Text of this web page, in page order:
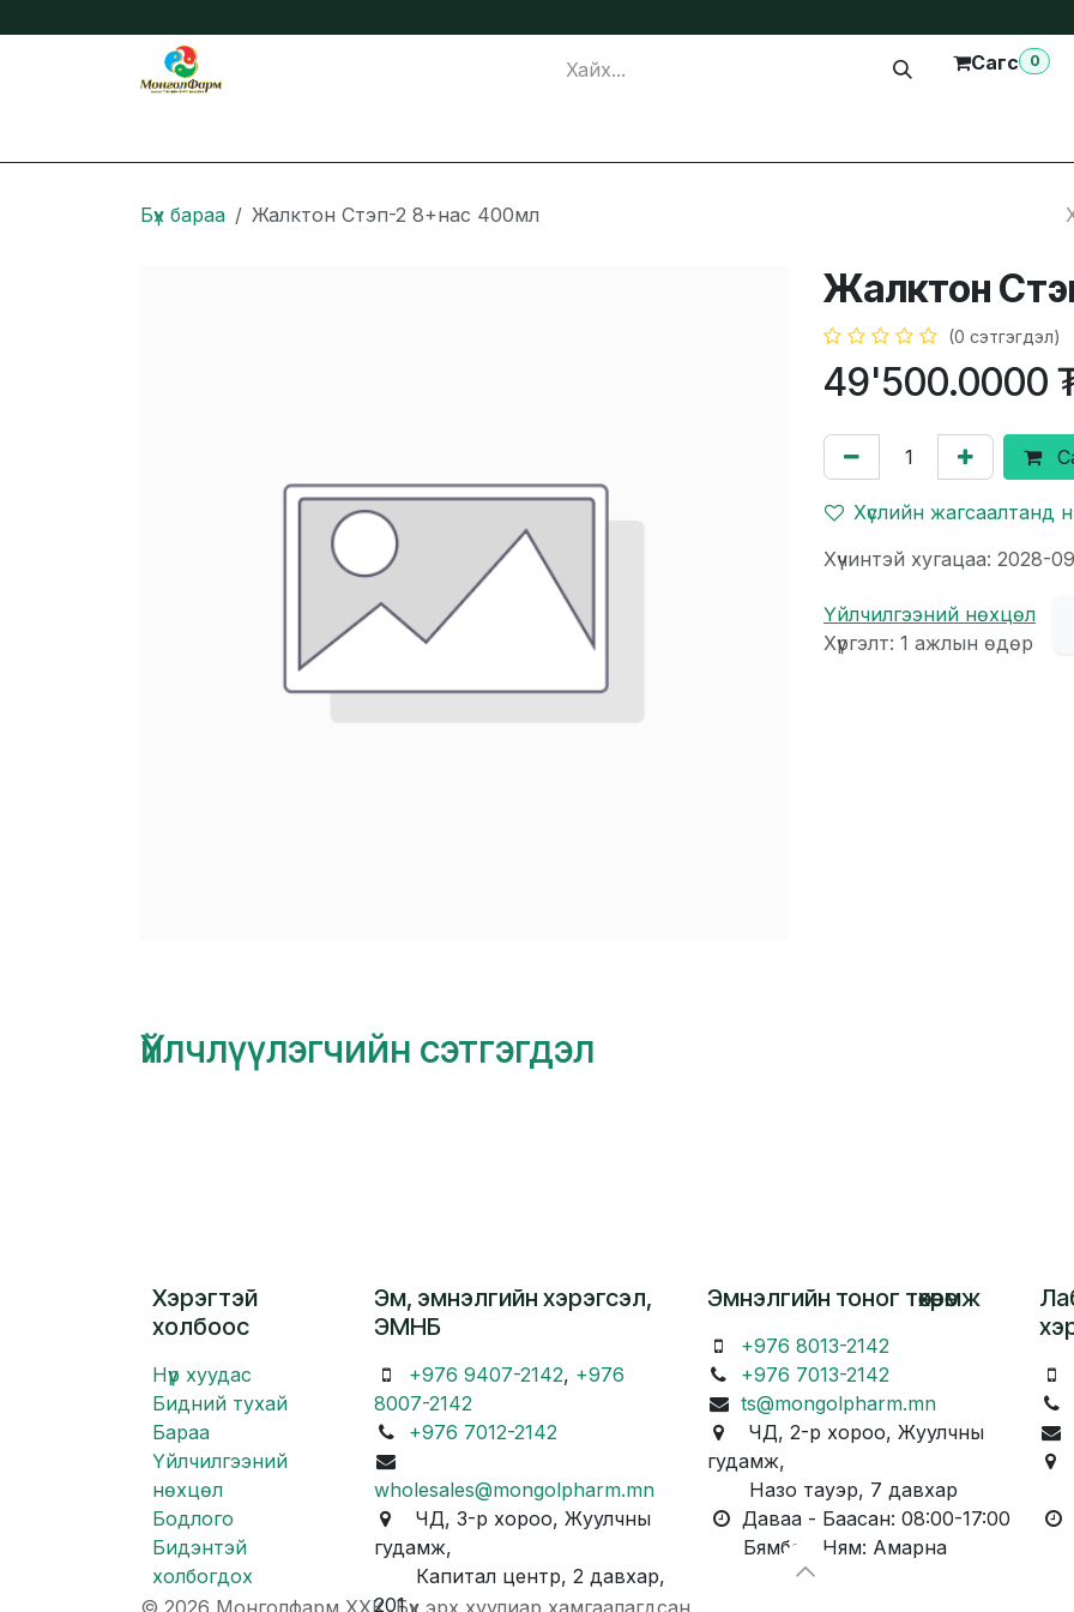
Сагс 0
Бүх бараа Жалктон Стэп-2 8+нас 400мл
Жалктон
(0 сэтгэгдэл)
49'500.0000
Хүслийн жагсаалтанд
Хүчинтэй хугацаа: 2028-
Үйлчилгээний нөхцөл
Хүргэлт: 1 ажлын өдөр
Үйлчлүүлэгчийн сэтгэгдэл
Хэрэгтэй
холбоос
Нүүр хуудас
Бидний тухай
Бараа
Үйлчилгээний
нөхцөл
Бодлого
Бидэнтэй
холбогдох
Эм, эмнэлгийн хэрэгсэл,
ЭМНБ
+976 9407-2142, +976
8007-2142
+976 7012-2142
wholesales@mongolpharm.mn
ЧД, 3-р хороо, Жуулчны
гудамж,
Капитал центр, 2 давхар,
201
Эмнэлгийн тоног төхөөрөмж
+976 8013-2142
+976 7013-2142
ts@mongolpharm.mn
ЧД, 2-р хороо, Жуулчны
гудамж,
Назо тауэр, 7 давхар
Даваа - Баасан: 08:00-17:00
Бямба - Ням: Амарна
© 2026 Монголфарм ХХК. Бүх эрх хуулиар хамгаалагдсан.